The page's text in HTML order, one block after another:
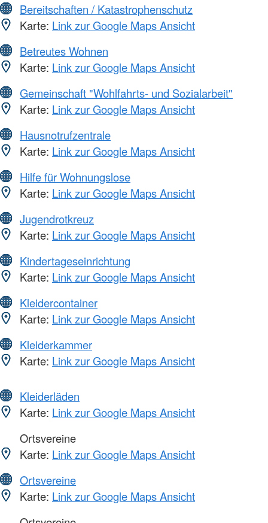
Bereitschaften / Katastrophenschutz
Karte: Link zur Google Maps Ansicht
Betreutes Wohnen
Karte: Link zur Google Maps Ansicht
Gemeinschaft "Wohlfahrts- und Sozialarbeit"
Karte: Link zur Google Maps Ansicht
Hausnotrufzentrale
Karte: Link zur Google Maps Ansicht
Hilfe für Wohnungslose
Karte: Link zur Google Maps Ansicht
Jugendrotkreuz
Karte: Link zur Google Maps Ansicht
Kindertageseinrichtung
Karte: Link zur Google Maps Ansicht
Kleidercontainer
Karte: Link zur Google Maps Ansicht
Kleiderkammer
Karte: Link zur Google Maps Ansicht
Kleiderläden
Karte: Link zur Google Maps Ansicht
Ortsvereine
Karte: Link zur Google Maps Ansicht
Ortsvereine
Karte: Link zur Google Maps Ansicht